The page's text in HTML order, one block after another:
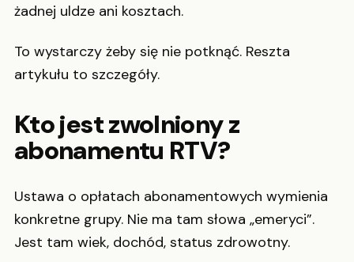
żadnej uldze ani kosztach.
To wystarczy żeby się nie potknąć. Reszta
artykułu to szczegóły.
Kto jest zwolniony z
abonamentu RTV?
Ustawa o opłatach abonamentowych wymienia
konkretne grupy. Nie ma tam słowa „emeryci”.
Jest tam wiek, dochód, status zdrowotny.